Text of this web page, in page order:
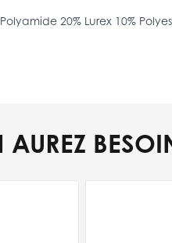
20% Lurex 10%
AUREZ